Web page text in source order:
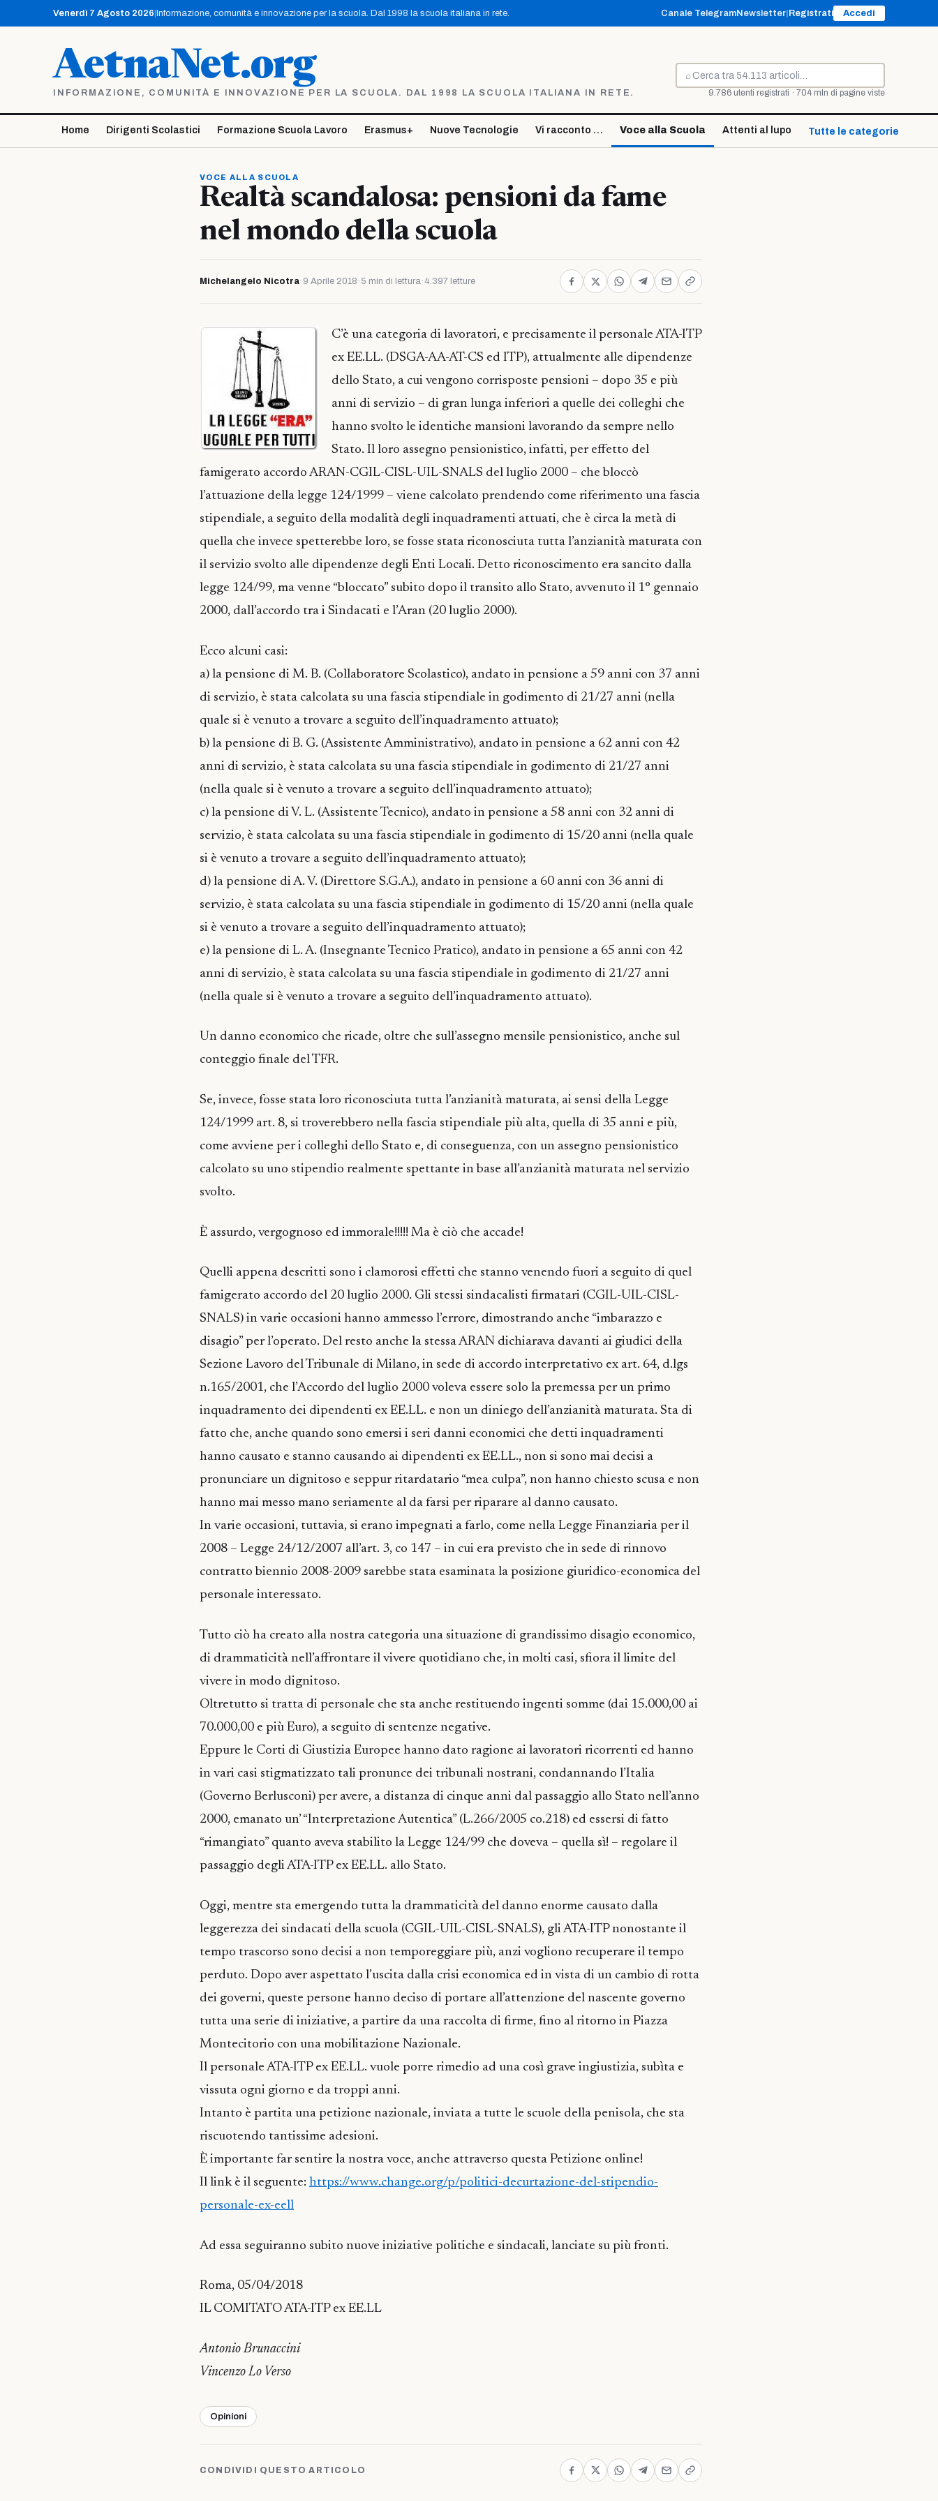
contenuto
Venerdì 7 Agosto 2026 Informazione, comunità e innovazione per la scuola. Dal 1998 la scuola italiana in rete. Canale TelegramNewsletter Registrati Accedi
AetnaNet.org
INFORMAZIONE, COMUNITÀ E INNOVAZIONE PER LA SCUOLA. DAL 1998 LA SCUOLA ITALIANA IN RETE.
⌕
Cerca
9.786 utenti registrati · 704 mln di pagine viste
Home Dirigenti Scolastici Formazione Scuola Lavoro Erasmus+ Nuove Tecnologie Vi racconto … Voce alla Scuola Attenti al lupo Tutte le categorie ↓
VOCE ALLA SCUOLA
Realtà scandalosa: pensioni da fame
nel mondo della scuola
Michelangelo Nicotra· 9 Aprile 2018 · 5 min di lettura· 4.397 letture
C’è una categoria di lavoratori, e precisamente il personale ATA-ITP
ex EE.LL. (DSGA-AA-AT-CS ed ITP), attualmente alle dipendenze
dello Stato, a cui vengono corrisposte pensioni – dopo 35 e più
anni di servizio – di gran lunga inferiori a quelle dei colleghi che
hanno svolto le identiche mansioni lavorando da sempre nello
Stato. Il loro assegno pensionistico, infatti, per effetto del
famigerato accordo ARAN-CGIL-CISL-UIL-SNALS del luglio 2000 – che bloccò
l’attuazione della legge 124/1999 – viene calcolato prendendo come riferimento una fascia
stipendiale, a seguito della modalità degli inquadramenti attuati, che è circa la metà di
quella che invece spetterebbe loro, se fosse stata riconosciuta tutta l’anzianità maturata con
il servizio svolto alle dipendenze degli Enti Locali. Detto riconoscimento era sancito dalla
legge 124/99, ma venne “bloccato” subito dopo il transito allo Stato, avvenuto il 1° gennaio
2000, dall’accordo tra i Sindacati e l’Aran (20 luglio 2000).
Ecco alcuni casi:
a) la pensione di M. B. (Collaboratore Scolastico), andato in pensione a 59 anni con 37 anni
di servizio, è stata calcolata su una fascia stipendiale in godimento di 21/27 anni (nella
quale si è venuto a trovare a seguito dell’inquadramento attuato);
b) la pensione di B. G. (Assistente Amministrativo), andato in pensione a 62 anni con 42
anni di servizio, è stata calcolata su una fascia stipendiale in godimento di 21/27 anni
(nella quale si è venuto a trovare a seguito dell’inquadramento attuato);
c) la pensione di V. L. (Assistente Tecnico), andato in pensione a 58 anni con 32 anni di
servizio, è stata calcolata su una fascia stipendiale in godimento di 15/20 anni (nella quale
si è venuto a trovare a seguito dell’inquadramento attuato);
d) la pensione di A. V. (Direttore S.G.A.), andato in pensione a 60 anni con 36 anni di
servizio, è stata calcolata su una fascia stipendiale in godimento di 15/20 anni (nella quale
si è venuto a trovare a seguito dell’inquadramento attuato);
e) la pensione di L. A. (Insegnante Tecnico Pratico), andato in pensione a 65 anni con 42
anni di servizio, è stata calcolata su una fascia stipendiale in godimento di 21/27 anni
(nella quale si è venuto a trovare a seguito dell’inquadramento attuato).
Un danno economico che ricade, oltre che sull’assegno mensile pensionistico, anche sul
conteggio finale del TFR.
Se, invece, fosse stata loro riconosciuta tutta l’anzianità maturata, ai sensi della Legge
124/1999 art. 8, si troverebbero nella fascia stipendiale più alta, quella di 35 anni e più,
come avviene per i colleghi dello Stato e, di conseguenza, con un assegno pensionistico
calcolato su uno stipendio realmente spettante in base all’anzianità maturata nel servizio
svolto.
È assurdo, vergognoso ed immorale!!!!! Ma è ciò che accade!
Quelli appena descritti sono i clamorosi effetti che stanno venendo fuori a seguito di quel
famigerato accordo del 20 luglio 2000. Gli stessi sindacalisti firmatari (CGIL-UIL-CISL-
SNALS) in varie occasioni hanno ammesso l’errore, dimostrando anche “imbarazzo e
disagio” per l’operato. Del resto anche la stessa ARAN dichiarava davanti ai giudici della
Sezione Lavoro del Tribunale di Milano, in sede di accordo interpretativo ex art. 64, d.lgs
n.165/2001, che l’Accordo del luglio 2000 voleva essere solo la premessa per un primo
inquadramento dei dipendenti ex EE.LL. e non un diniego dell’anzianità maturata. Sta di
fatto che, anche quando sono emersi i seri danni economici che detti inquadramenti
hanno causato e stanno causando ai dipendenti ex EE.LL., non si sono mai decisi a
pronunciare un dignitoso e seppur ritardatario “mea culpa”, non hanno chiesto scusa e non
hanno mai messo mano seriamente al da farsi per riparare al danno causato.
In varie occasioni, tuttavia, si erano impegnati a farlo, come nella Legge Finanziaria per il
2008 – Legge 24/12/2007 all’art. 3, co 147 – in cui era previsto che in sede di rinnovo
contratto biennio 2008-2009 sarebbe stata esaminata la posizione giuridico-economica del
personale interessato.
Tutto ciò ha creato alla nostra categoria una situazione di grandissimo disagio economico,
di drammaticità nell’affrontare il vivere quotidiano che, in molti casi, sfiora il limite del
vivere in modo dignitoso.
Oltretutto si tratta di personale che sta anche restituendo ingenti somme (dai 15.000,00 ai
70.000,00 e più Euro), a seguito di sentenze negative.
Eppure le Corti di Giustizia Europee hanno dato ragione ai lavoratori ricorrenti ed hanno
in vari casi stigmatizzato tali pronunce dei tribunali nostrani, condannando l’Italia
(Governo Berlusconi) per avere, a distanza di cinque anni dal passaggio allo Stato nell’anno
2000, emanato un’ “Interpretazione Autentica” (L.266/2005 co.218) ed essersi di fatto
“rimangiato” quanto aveva stabilito la Legge 124/99 che doveva – quella sì! – regolare il
passaggio degli ATA-ITP ex EE.LL. allo Stato.
Oggi, mentre sta emergendo tutta la drammaticità del danno enorme causato dalla
leggerezza dei sindacati della scuola (CGIL-UIL-CISL-SNALS), gli ATA-ITP nonostante il
tempo trascorso sono decisi a non temporeggiare più, anzi vogliono recuperare il tempo
perduto. Dopo aver aspettato l’uscita dalla crisi economica ed in vista di un cambio di rotta
dei governi, queste persone hanno deciso di portare all’attenzione del nascente governo
tutta una serie di iniziative, a partire da una raccolta di firme, fino al ritorno in Piazza
Montecitorio con una mobilitazione Nazionale.
Il personale ATA-ITP ex EE.LL. vuole porre rimedio ad una così grave ingiustizia, subìta e
vissuta ogni giorno e da troppi anni.
Intanto è partita una petizione nazionale, inviata a tutte le scuole della penisola, che sta
riscuotendo tantissime adesioni.
È importante far sentire la nostra voce, anche attraverso questa Petizione online!
Il link è il seguente: https://www.change.org/p/politici-decurtazione-del-stipendio-
personale-ex-eell
Ad essa seguiranno subito nuove iniziative politiche e sindacali, lanciate su più fronti.
Roma, 05/04/2018
IL COMITATO ATA-ITP ex EE.LL
Antonio Brunaccini
Vincenzo Lo Verso
Opinioni
CONDIVIDI QUESTO ARTICOLO